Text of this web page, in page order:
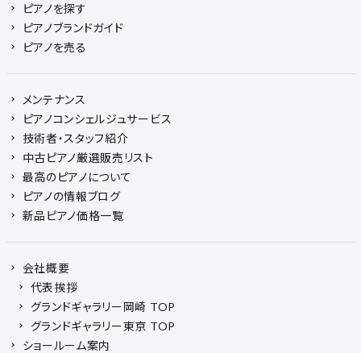
ピアノを探す
ピアノブランドガイド
ピアノを売る
メンテナンス
ピアノコンシェルジュサービス
技術者・スタッフ紹介
中古ピアノ厳選販売リスト
最高のピアノについて
ピアノの情報ブログ
新品ピアノ価格一覧
会社概要
代表挨拶
グランドギャラリー岡崎 TOP
グランドギャラリー東京 TOP
ショールーム案内